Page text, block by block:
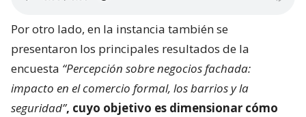
Por otro lado, en la instancia también se
presentaron los principales resultados de la
encuesta “Percepción sobre negocios fachada:
impacto en el comercio formal, los barrios y la
seguridad”, cuyo objetivo es dimensionar cómo